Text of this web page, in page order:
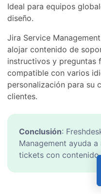
Ideal para equipos
diseño.
Jira Service
alojar contenido de
instructivos y preguntas
compatible con varios
personalización para su
clientes.
Conclusión:
Management ayuda
tickets con